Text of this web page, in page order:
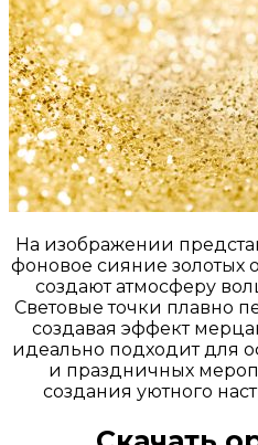
На изображении
фоновое сияние золотых
создают атмосферу
Световые точки плавно
создавая эффект
идеально подходит для
и праздничных
создания уютного